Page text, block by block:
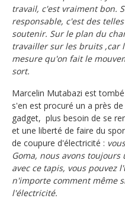
travail, c'est vraiment bon.
responsable, c'est des
soutenir. Sur le plan du
travailler sur les bruits ,car
mesure qu'on fait le
sort.
Marcelin Mutabazi est
s'en est procuré un a près
gadget, plus besoin de se
et une liberté de faire du
de coupure d'électricité :
Goma, nous avons
avec ce tapis, vous pouvez
n'importe comment même
l'électricité.